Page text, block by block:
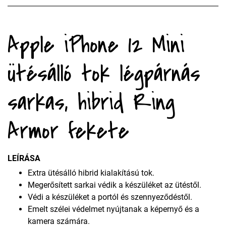
Apple iPhone 12 Mini
ütésálló tok légpárnás
sarkas, hibrid Ring
Armor fekete
LEÍRÁSA
Extra ütésálló hibrid kialakítású tok.
Megerősített sarkai védik a készüléket az ütéstől.
Védi a készüléket a portól és szennyeződéstől.
Emelt szélei védelmet nyújtanak a képernyő és a
kamera számára.